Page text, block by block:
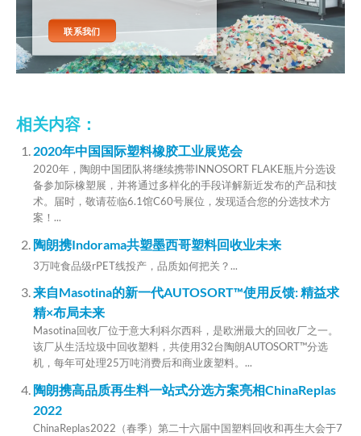
联系我们
相关内容：
2020年中国国际塑料橡胶工业展览会
2020年，陶朗中国团队将继续携带INNOSORT FLAKE瓶片分选设
备参加际橡塑展，并将通过多样化的手段详解新近发布的产品和技
术。届时，敬请莅临6.1馆C60号展位，发现适合您的分选技术方
案！...
陶朗携Indorama共塑墨西哥塑料回收业未来
3万吨食品级rPET线投产，品质如何把关？...
来自Masotina的新一代AUTOSORT™使用反馈: 精益求
精×布局未来
Masotina回收厂位于意大利科尔西科，是欧洲最大的回收厂之一。
该厂从生活垃圾中回收塑料，共使用32台陶朗AUTOSORT™分选
机，每年可处理25万吨消费后和商业废塑料。...
陶朗携高品质再生料一站式分选方案亮相ChinaReplas
2022
ChinaReplas2022（春季）第二十六届中国塑料回收和再生大会于7